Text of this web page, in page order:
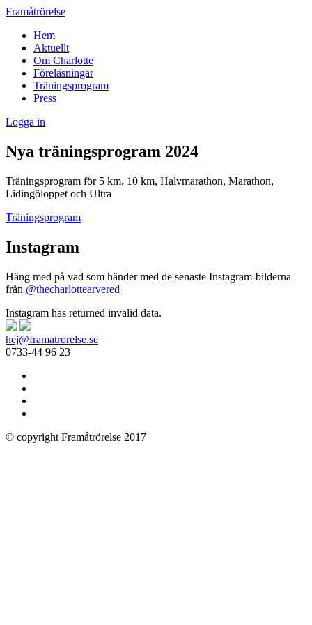
Framåtrörelse
Hem
Aktuellt
Om Charlotte
Föreläsningar
Träningsprogram
Press
Logga in
Nya träningsprogram 2024
Träningsprogram för 5 km, 10 km, Halvmarathon, Marathon,
Lidingöloppet och Ultra
Träningsprogram
Instagram
Häng med på vad som händer med de senaste Instagram-bilderna
från @thecharlottearvered
Instagram has returned invalid data.
hej@framatrorelse.se
0733-44 96 23
© copyright Framåtrörelse 2017